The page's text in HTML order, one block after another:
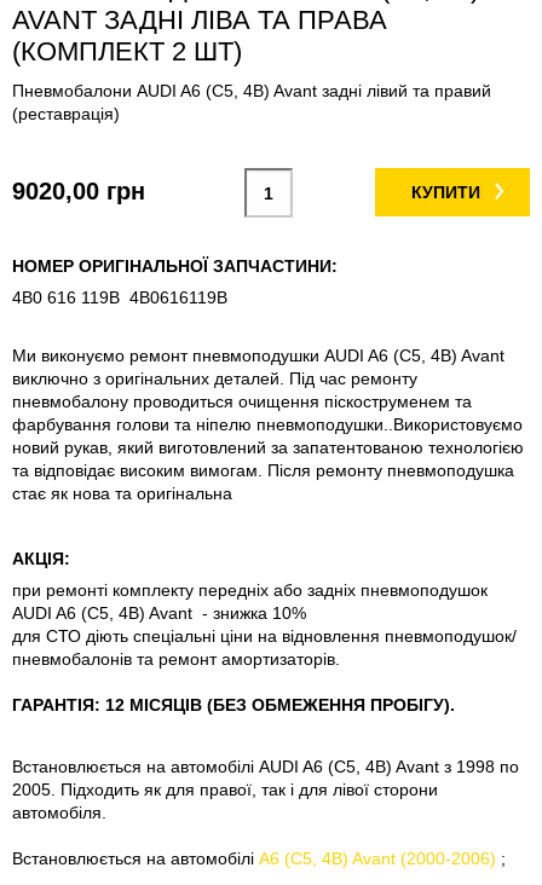
AVANT ЗАДНІ ЛІВА ТА ПРАВА
(КОМПЛЕКТ 2 ШТ)
Пневмобалони AUDI A6 (C5, 4B) Avant задні лівий та правий
(реставрація)
9020,00 грн КУПИТИ
НОМЕР ОРИГІНАЛЬНОЇ ЗАПЧАСТИНИ:
4B0 616 119B 4B0616119B
Ми виконуємо ремонт пневмоподушки AUDI A6 (C5, 4B) Avant
виключно з оригінальних деталей. Під час ремонту
пневмобалону проводиться очищення піскоструменем та
фарбування голови та ніпелю пневмоподушки..Використовуємо
новий рукав, який виготовлений за запатентованою технологією
та відповідає високим вимогам. Після ремонту пневмоподушка
стає як нова та оригінальна
АКЦІЯ:
при ремонті комплекту передніх або задніх пневмоподушок
AUDI A6 (C5, 4B) Avant - знижка 10%
для СТО діють спеціальні ціни на відновлення пневмоподушок/
пневмобалонів та ремонт амортизаторів.
ГАРАНТІЯ: 12 МІСЯЦІВ (БЕЗ ОБМЕЖЕННЯ ПРОБІГУ).
Встановлюється на автомобілі AUDI A6 (C5, 4B) Avant з 1998 по
2005. Підходить як для правої, так і для лівої сторони
автомобіля.
Встановлюється на автомобілі A6 (C5, 4B) Avant (2000-2006) ;